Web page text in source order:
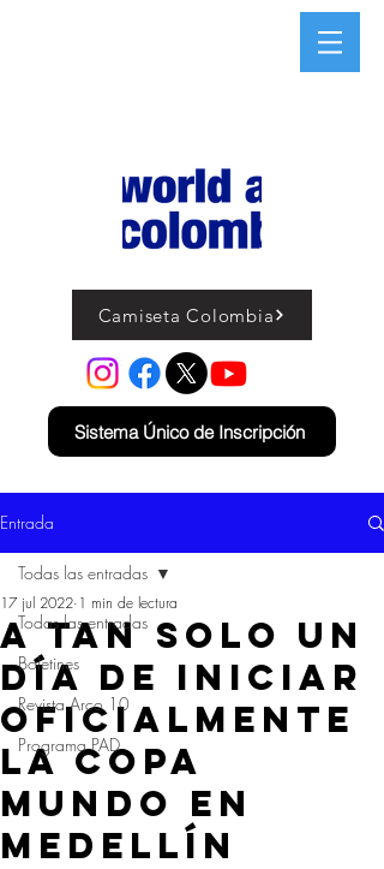
Camiseta Colombia
Sistema Único de Inscripción
Entrada
Todas las entradas
Boletines
Revista Arco 10
Programa PAD
Todas las entradas
A TAN SOLO UN
DÍA DE INICIAR
OFICIALMENTE
LA COPA
MUNDO EN
MEDELLÍN
17 jul 2022 1 min de lectura